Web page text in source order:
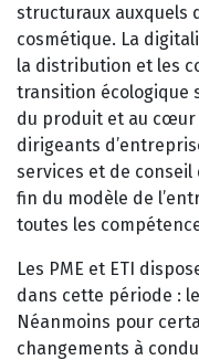
structuraux auxquels
cosmétique. La
la distribution et les
transition écologique
du produit et au cœur
dirigeants
services et de
fin du modèle de
toutes les
Les PME et ETI
dans cette période :
Néanmoins pour
changements à